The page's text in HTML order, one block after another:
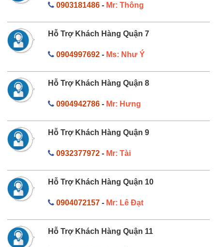
0903181486- Mr: Thông
Hỗ Trợ Khách Hàng Quận 7
0904997692- Ms: Như Ý
Hỗ Trợ Khách Hàng Quận 8
0904942786- Mr: Hưng
Hỗ Trợ Khách Hàng Quận 9
0932377972- Mr: Tài
Hỗ Trợ Khách Hàng Quận 10
0904072157- Mr: Lê Đạt
Hỗ Trợ Khách Hàng Quận 11